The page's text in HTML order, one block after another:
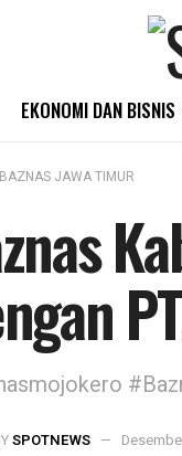
EKONOMI DAN BISNIS
BAZNAS JAWA TIMUR
SPOTNEWS